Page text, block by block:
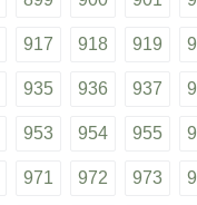
917 918 919
935 936 937
953 954 955
971 972 973